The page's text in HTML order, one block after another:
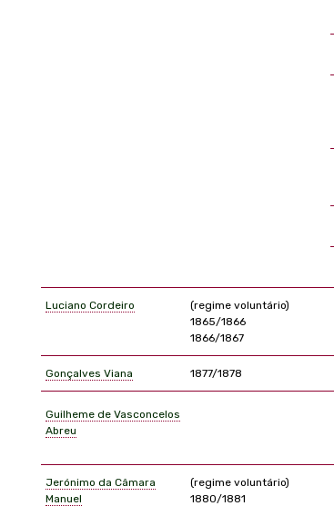
Luciano Cordeiro
(regime voluntário)
1865/1866
1866/1867
Gonçalves Viana 1877/1878
Guilheme de Vasconcelos
Abreu
Jerónimo da Câmara
Manuel
(regime voluntário)
1880/1881